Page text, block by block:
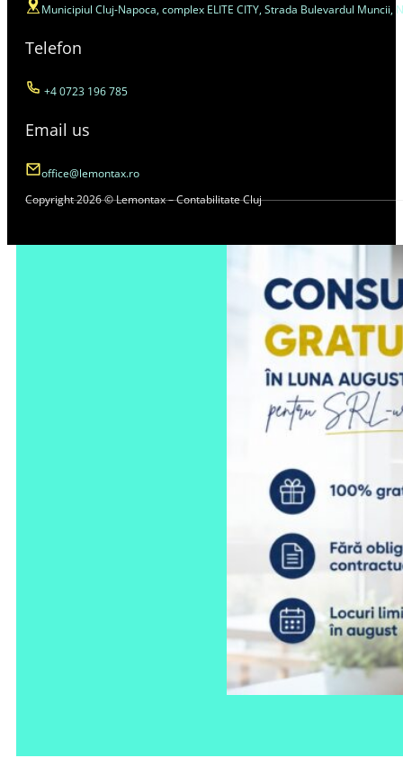
Municipiul Cluj-Napoca, complex ELITE CITY, Strada Bulevardul Muncii,
Telefon
+4 0723 196 785
Email us
office@lemontax.ro
Copyright 2026 © Lemontax – Contabilitate Cluj